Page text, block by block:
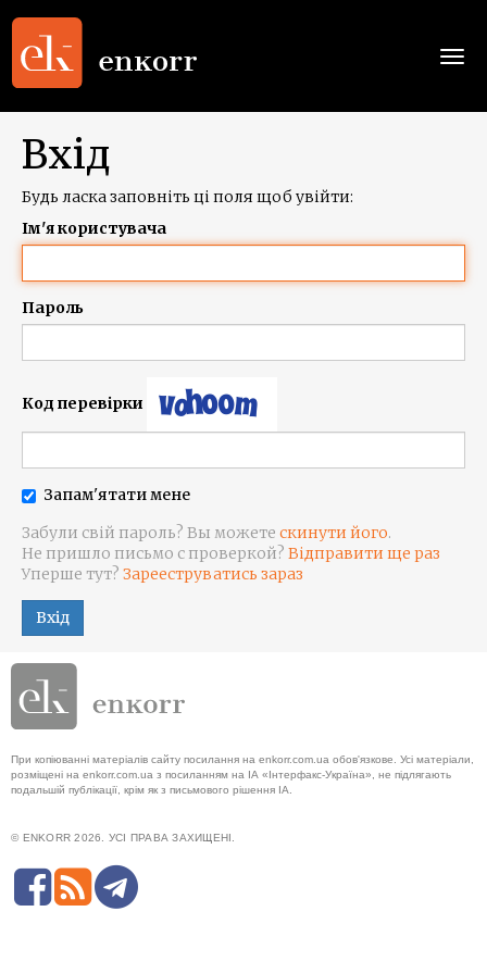
Вхід
Будь ласка заповніть ці поля щоб увійти:
Ім'я користувача
Пароль
Код перевірки
Запам'ятати мене
Забули свій пароль? Вы можете скинути його.
Не пришло письмо с проверкой? Відправити ще раз
Уперше тут? Зарееструватись зараз
Вхід
При копіюванні матеріалів сайту посилання на enkorr.com.ua обов'язкове. Усі матеріали,
розміщені на enkorr.com.ua з посиланням на ІА «Інтерфакс-Україна», не підлягають
подальшій публікації, крім як з письмового рішення ІА.
© ENKORR 2026. УСІ ПРАВА ЗАХИЩЕНІ.